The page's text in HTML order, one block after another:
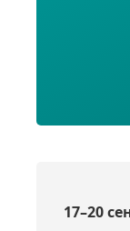
17–20